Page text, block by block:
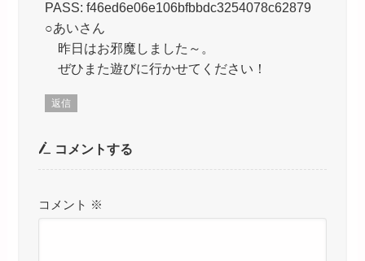
PASS: f46ed6e06e106bfbbdc3254078c62879
○あいさん
昨日はお邪魔しました～。
ぜひまた遊びに行かせてください！
返信
コメントする
コメント ※